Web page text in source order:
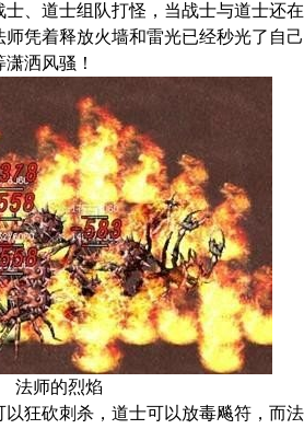
、道士组队打怪，当战士与道士还在
凭着释放火墙和雷光已经秒光了自己
洒风骚！
法师的烈焰
狂砍刺杀，道士可以放毒飚符，而法